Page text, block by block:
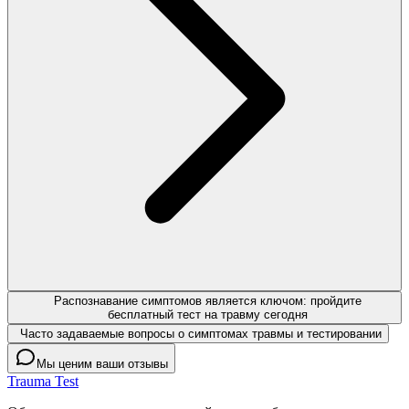
Распознавание симптомов является ключом: пройдите
бесплатный тест на травму сегодня
Часто задаваемые вопросы о симптомах травмы и тестировании
Мы ценим ваши отзывы
Trauma Test